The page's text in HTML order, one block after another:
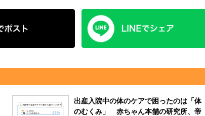
出産入院中の体のケアで困ったのは「体
のむくみ」 赤ちゃん本舗の研究所、帝